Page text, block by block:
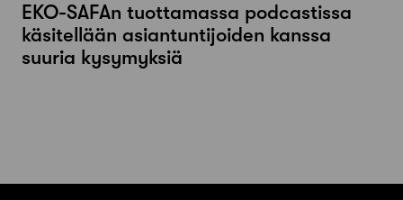
EKO-SAFAn tuottamassa podcastissa
käsitellään asiantuntijoiden kanssa
suuria kysymyksiä